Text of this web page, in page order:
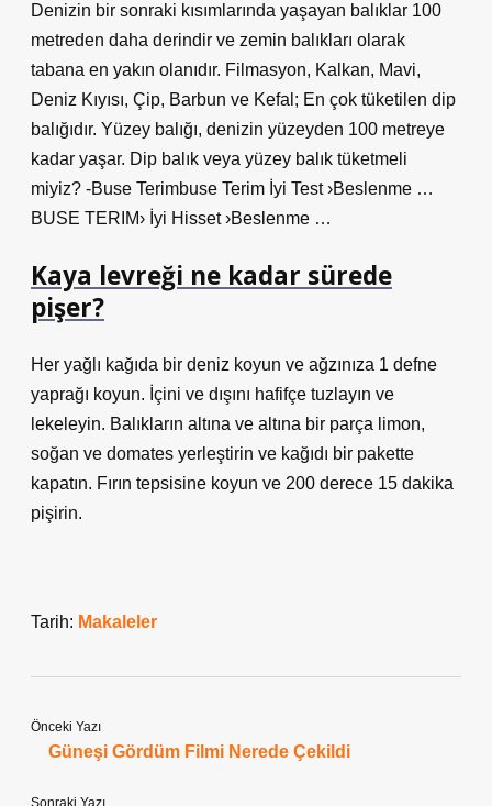
Denizin bir sonraki kısımlarında yaşayan balıklar 100
metreden daha derindir ve zemin balıkları olarak
tabana en yakın olanıdır. Filmasyon, Kalkan, Mavi,
Deniz Kıyısı, Çip, Barbun ve Kefal; En çok tüketilen dip
balığıdır. Yüzey balığı, denizin yüzeyden 100 metreye
kadar yaşar. Dip balık veya yüzey balık tüketmeli
miyiz? -Buse Terimbuse Terim İyi Test ›Beslenme …
BUSE TERIM› İyi Hisset ›Beslenme …
Kaya levreği ne kadar sürede
pişer?
Her yağlı kağıda bir deniz koyun ve ağzınıza 1 defne
yaprağı koyun. İçini ve dışını hafifçe tuzlayın ve
lekeleyin. Balıkların altına ve altına bir parça limon,
soğan ve domates yerleştirin ve kağıdı bir pakette
kapatın. Fırın tepsisine koyun ve 200 derece 15 dakika
pişirin.
Tarih: Makaleler
Önceki Yazı
Güneşi Gördüm Filmi Nerede Çekildi
Sonraki Yazı